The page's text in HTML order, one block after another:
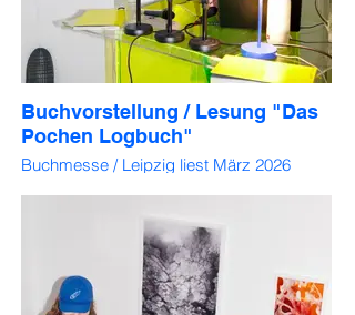
Buchvorstellung / Lesung "Das
Pochen Logbuch"
Buchmesse / Leipzig liest März 2026